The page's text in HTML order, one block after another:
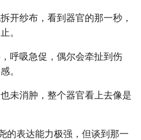
开纱布，看到器官的那一秒，
。
呼吸急促，偶尔会牵扯到伤
。
未消肿，整个器官看上去像是
的表达能力极强，但谈到那一